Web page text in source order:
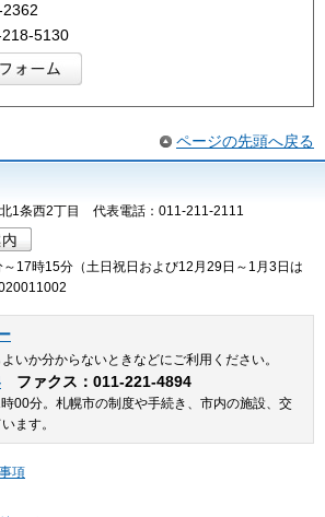
5130
ページの先頭へ戻る
1条西2丁目 代表電話：011-211-2111
17時15分（土日祝日および12月29日～1月3日は
いか分からないときなどにご利用ください。
ファクス：011-221-4894
00分。札幌市の制度や手続き、市内の施設、交
ます。
項